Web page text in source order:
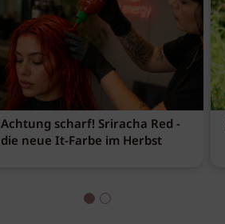
Achtung scharf! Sriracha Red -
die neue It-Farbe im Herbst